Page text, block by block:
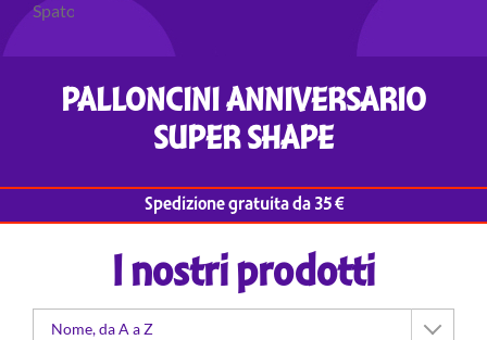
Spatole ed accessori per decorare
PALLONCINI ANNIVERSARIO
SUPER SHAPE
Spedizione gratuita da 35 €
I nostri prodotti
Nome, da A a Z